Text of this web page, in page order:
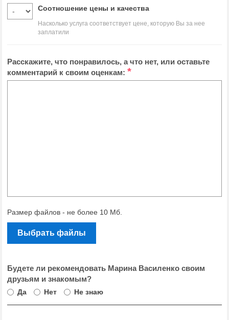
Соотношение цены и качества
Насколько услуга соответствует цене, которую Вы за нее
заплатили
Расскажите, что понравилось, а что нет, или оставьте
комментарий к своим оценкам: *
Размер файлов - не более 10 Мб.
Выбрать файлы
Будете ли рекомендовать Марина Василенко своим
друзьям и знакомым?
Да Нет Не знаю